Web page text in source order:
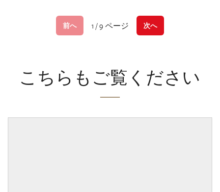
前へ 1 / 9 ページ 次へ
こちらもご覧ください